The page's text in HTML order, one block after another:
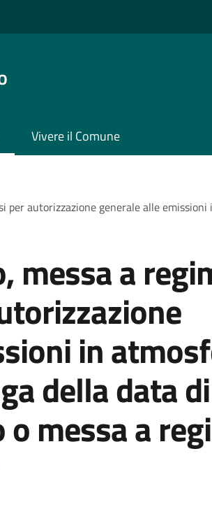
Vivere il Comune
per autorizzazione generale alle
messa a
in
della data di
messa a